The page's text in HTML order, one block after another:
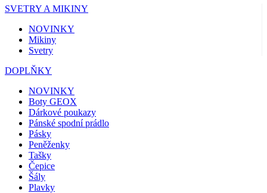
SVETRY A MIKINY
NOVINKY
Mikiny
Svetry
DOPLŇKY
NOVINKY
Boty GEOX
Dárkové poukazy
Pánské spodní prádlo
Pásky
Peněženky
Tašky
Čepice
Šály
Plavky